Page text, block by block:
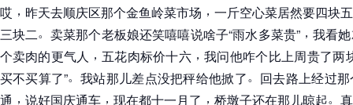
哎 ， 昨天去顺庆区那个金鱼岭菜市场 ， 一斤空心菜居然要四块五
三块二。 卖菜那个老板娘还笑嘻嘻说啥子“雨水多菜贵” ， 我看
个卖肉的更气人 ， 五花肉标价十六 ， 我问他咋个比上周贵了两
买不买算了”。 我站那儿差点没把秤给他掀了。 回去路上经过
通 ， 说好国庆通车 ， 现在都十一月了 ， 桥墩子还在那儿晾起。